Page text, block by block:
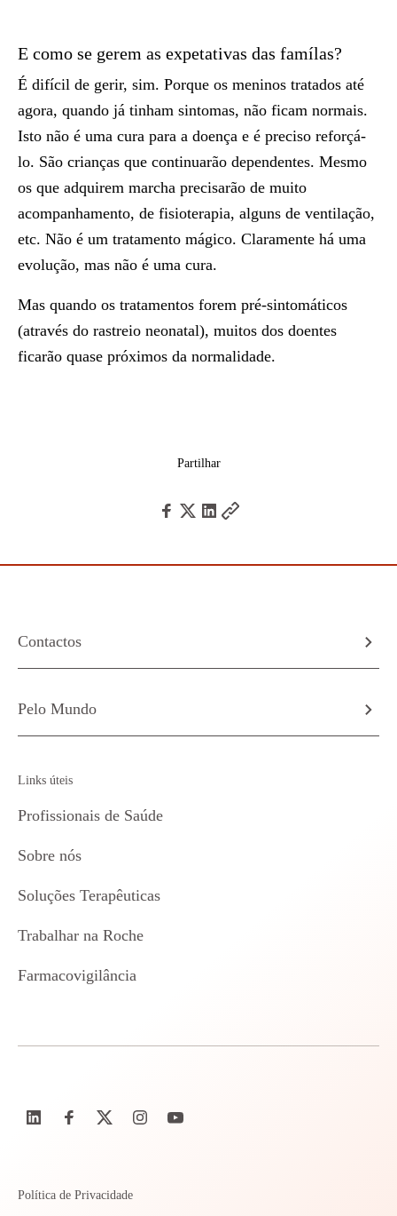
E como se gerem as expetativas das famílas?
É difícil de gerir, sim. Porque os meninos tratados até
agora, quando já tinham sintomas, não ficam normais.
Isto não é uma cura para a doença e é preciso reforçá-
lo. São crianças que continuarão dependentes. Mesmo
os que adquirem marcha precisarão de muito
acompanhamento, de fisioterapia, alguns de ventilação,
etc. Não é um tratamento mágico. Claramente há uma
evolução, mas não é uma cura.
Mas quando os tratamentos forem pré-sintomáticos
(através do rastreio neonatal), muitos dos doentes
ficarão quase próximos da normalidade.
Partilhar
Contactos
Pelo Mundo
Links úteis
Profissionais de Saúde
Sobre nós
Soluções Terapêuticas
Trabalhar na Roche
Farmacovigilância
Política de Privacidade